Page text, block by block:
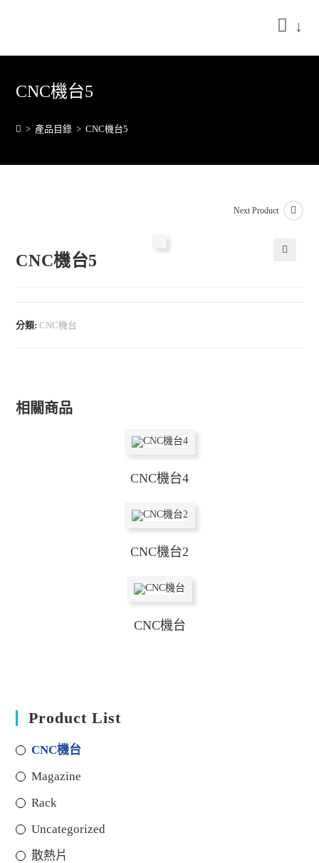
↓
CNC機台5
> 產品目錄 > CNC機台5
Next Product
CNC機台5
分類:CNC機台
相關商品
CNC機台4
CNC機台2
CNC機台
Product List
CNC機台
Magazine
Rack
Uncategorized
散熱片